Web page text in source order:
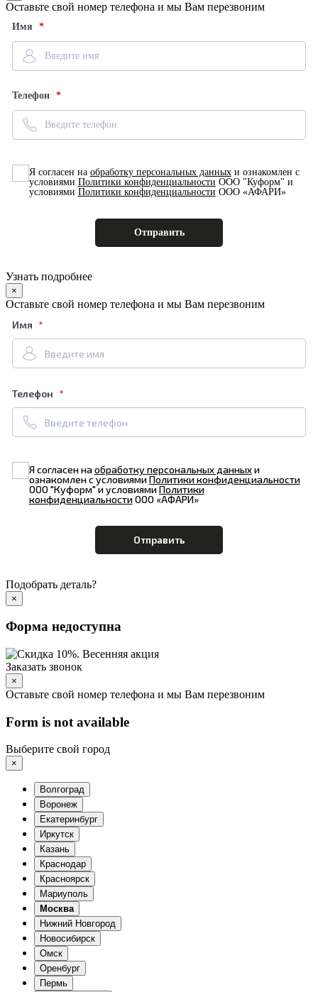
Оставьте свой номер телефона и мы Вам перезвоним
Имя
Телефон
Я согласен на обработку персональных данныхи ознакомлен с
условиями Политики конфиденциальности ООО "Куформ" и
условиями Политики конфиденциальности ООО «АФАРИ»
Узнать подробнее
×
Оставьте свой номер телефона и мы Вам перезвоним
Имя
Телефон
Я согласен наобработку персональных данныхи
ознакомлен с условиямиПолитики конфиденциальности
ООО "Куформ" и условиямиПолитики
конфиденциальностиООО «АФАРИ»
Подобрать деталь?
×
Форма недоступна
Заказать звонок
×
Оставьте свой номер телефона и мы Вам перезвоним
Form is not available
Выберите свой город
×
Волгоград
Воронеж
Екатеринбург
Иркутск
Казань
Краснодар
Красноярск
Мариуполь
Москва
Нижний Новгород
Новосибирск
Омск
Оренбург
Пермь